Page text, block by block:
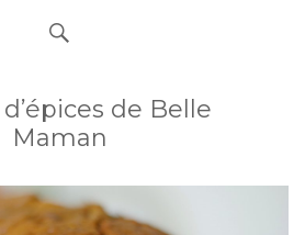
de Belle
Maman